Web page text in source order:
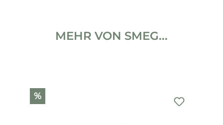
MEHR VON SMEG...
Produktgalerie überspringen
%